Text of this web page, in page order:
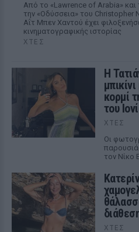
Από το «Lawrence of Arabia» και
την «Οδύσσεια» του
Αΐτ Μπεν Χαντού έχει
κινηματογραφικής ιστορίας
ΧΤΕΣ
Η
κορμί
του
ΧΤΕΣ
Οι
τον Νίκο
ΧΤΕΣ